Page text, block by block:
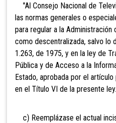
"Al Consejo Nacional de
las normas generales o
para regular a la
como descentralizada, salvo lo
1.263, de 1975, y en la ley de
Pública y de Acceso a la
Estado, aprobada por el
en el Título VI de la presente
c) Reemplázase el actual